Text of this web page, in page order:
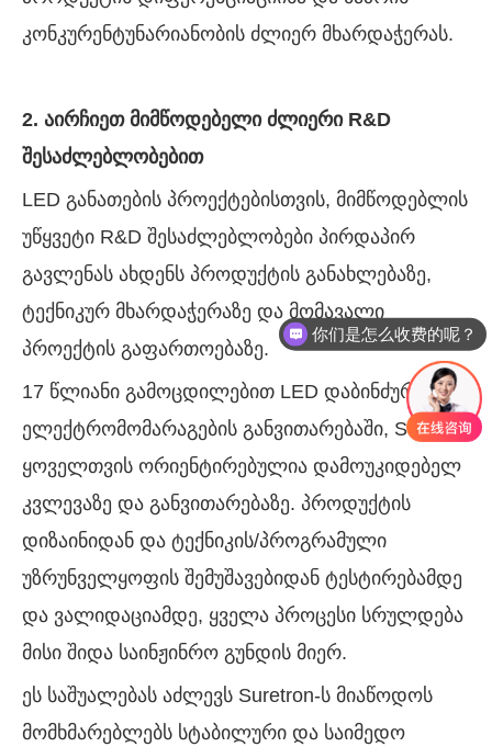
კონკურენტუნარიანობის ძლიერ მხარდაჭერას.
2. აირჩიეთ მიმწოდებელი ძლიერი R&D
შესაძლებლობებით
LED განათების პროექტებისთვის, მიმწოდებლის
უწყვეტი R&D შესაძლებლობები პირდაპირ
გავლენას ახდენს პროდუქტის განახლებაზე,
ტექნიკურ მხარდაჭერაზე და მომავალი
პროექტის გაფართოებაზე.
17 წლიანი გამოცდილებით LED დაბინძურების
ელექტრომომარაგების განვითარებაში, Suretron
ყოველთვის ორიენტირებულია დამოუკიდებელ
კვლევაზე და განვითარებაზე. პროდუქტის
დიზაინიდან და ტექნიკის/პროგრამული
უზრუნველყოფის შემუშავებიდან ტესტირებამდე
და ვალიდაციამდე, ყველა პროცესი სრულდება
მისი შიდა საინჟინრო გუნდის მიერ.
ეს საშუალებას აძლევს Suretron-ს მიაწოდოს
მომხმარებლებს სტაბილური და საიმედო
你们是怎么收费的呢？